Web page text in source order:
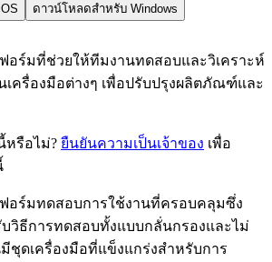
ดาวน์โหลดสำหรับ Windows
ฟอร์มที่ช่วยให้ทีมงานทดสอบและวิเคราะห์
ครื่องมือต่างๆ เพื่อปรับปรุงผลิตภัณฑ์และ
รือไม่? ยืนยันความเป็นเจ้าของ เพื่อ
ฟอร์มทดสอบการใช้งานที่ครอบคลุมซึ่ง
วิธีการทดสอบทั้งแบบกลั่นกรองและไม่
ชุดเครื่องมือที่แข็งแกร่งสำหรับการ